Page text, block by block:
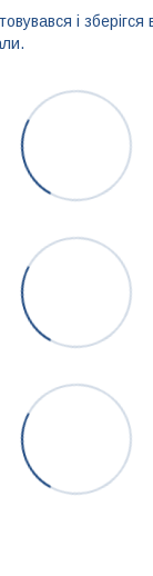
і зберігся